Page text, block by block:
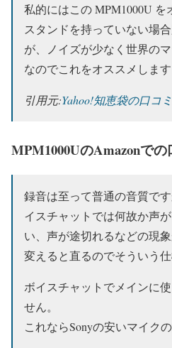
私的にはこの MPM1000U を
スタンドを持っていない場
が、ノイズが少なく世界の
なのでこれをオススメします
引用元:Yahoo!知恵袋の口コミ
MPM1000UのAmazonで
録音は至って普通の音質で
イスチャットでは何故か声
い、声が途切れるなどの現
変えると直るのでそういう
ボイスチャットでメインに
せん。
これならSonyの安いマイク